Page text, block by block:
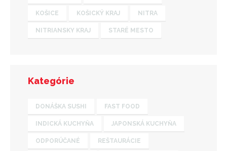
KOŠICE KOŠICKÝ KRAJ NITRA
NITRIANSKY KRAJ STARÉ MESTO
Kategórie
DONÁŠKA SUSHI FAST FOOD
INDICKÁ KUCHYŇA JAPONSKÁ KUCHYŇA
ODPORÚČANÉ REŠTAURÁCIE